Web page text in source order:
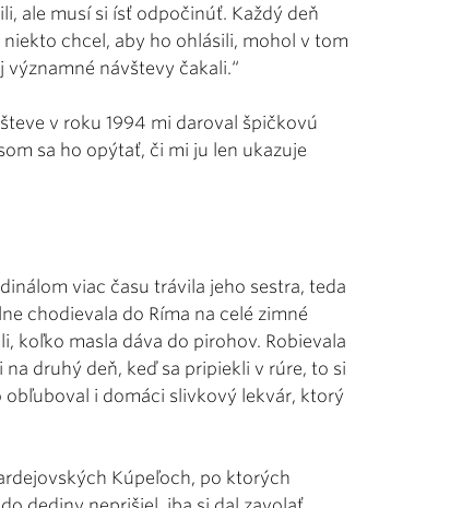
ale musí si ísť odpočinúť. Každý deň
chcel, aby ho ohlásili, mohol v tom
významné návštevy čakali.“
v roku 1994 mi daroval špičkovú
sa ho opýtať, či mi ju len ukazuje
viac času trávila jeho sestra, teda
chodievala do Ríma na celé zimné
koľko masla dáva do pirohov. Robievala
druhý deň, keď sa pripiekli v rúre, to si
i domáci slivkový lekvár, ktorý
Kúpeľoch, po ktorých